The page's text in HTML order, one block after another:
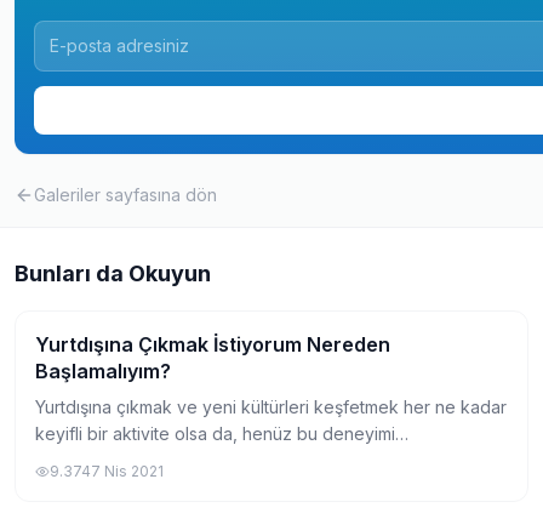
Galeriler sayfasına dön
Bunları da Okuyun
Gezi
Yurtdışına Çıkmak İstiyorum Nereden
Başlamalıyım?
Yurtdışına çıkmak ve yeni kültürleri keşfetmek her ne kadar
keyifli bir aktivite olsa da, henüz bu deneyimi
9.3747 Nis 2021